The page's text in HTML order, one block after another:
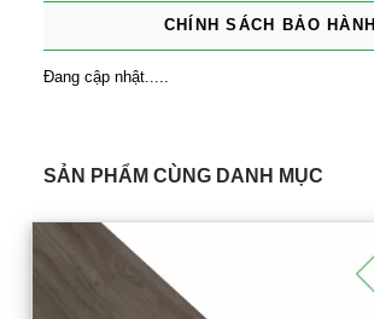
CHÍNH SÁCH BẢO HÀNH
Đang cập nhật.....
SẢN PHẨM CÙNG DANH MỤC